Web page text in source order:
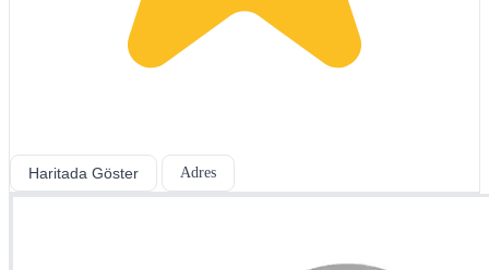
Haritada Göster Adres